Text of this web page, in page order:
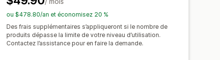
Portugal Royaume-Uni
Suisse
ou $478.80/an et économisez 20 %
Des frais supplémentaires s’appliqueront si le nombre de
produits dépasse la limite de votre niveau d’utilisation.
Contactez l’assistance pour en faire la demande.